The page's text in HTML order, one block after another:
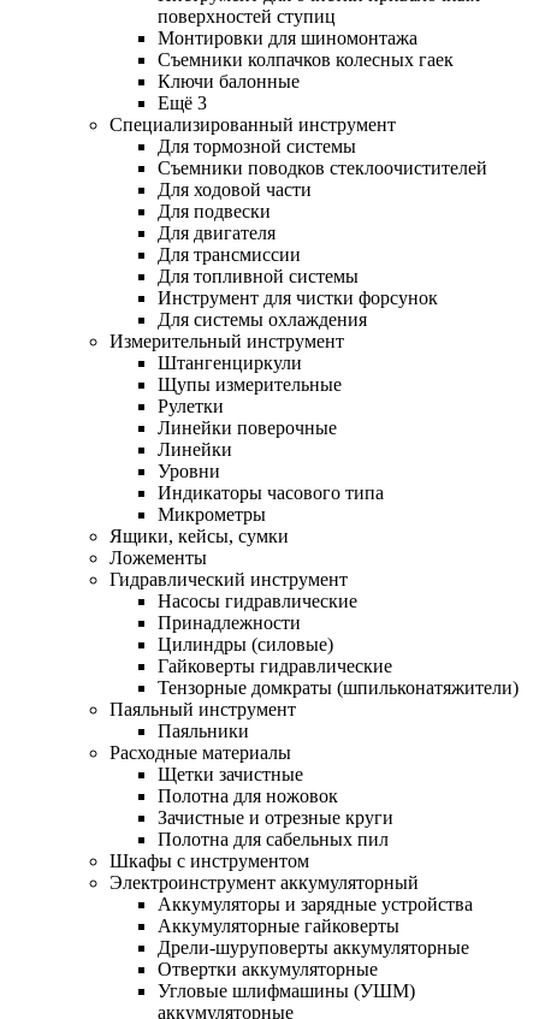
поверхностей ступиц
Монтировки для шиномонтажа
Съемники колпачков колесных гаек
Ключи балонные
Ещё 3
Специализированный инструмент
Для тормозной системы
Съемники поводков стеклоочистителей
Для ходовой части
Для подвески
Для двигателя
Для трансмиссии
Для топливной системы
Инструмент для чистки форсунок
Для системы охлаждения
Измерительный инструмент
Штангенциркули
Щупы измерительные
Рулетки
Линейки поверочные
Линейки
Уровни
Индикаторы часового типа
Микрометры
Ящики, кейсы, сумки
Ложементы
Гидравлический инструмент
Насосы гидравлические
Принадлежности
Цилиндры (силовые)
Гайковерты гидравлические
Тензорные домкраты (шпильконатяжители)
Паяльный инструмент
Паяльники
Расходные материалы
Щетки зачистные
Полотна для ножовок
Зачистные и отрезные круги
Полотна для сабельных пил
Шкафы с инструментом
Электроинструмент аккумуляторный
Аккумуляторы и зарядные устройства
Аккумуляторные гайковерты
Дрели-шуруповерты аккумуляторные
Отвертки аккумуляторные
Угловые шлифмашины (УШМ)
аккумуляторные